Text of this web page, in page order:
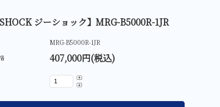
SHOCK ジーショック】MRG-B5000R-1JR
MRG-B5000R-1JR
407,000円(税込)